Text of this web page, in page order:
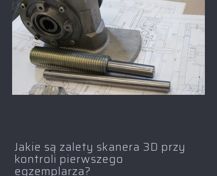
Jakie są zalety skanera 3D przy
kontroli pierwszego
egzemplarza?